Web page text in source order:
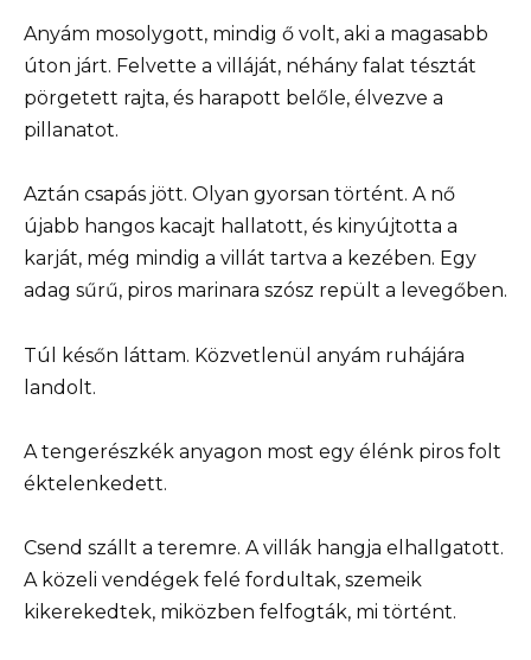
Anyám mosolygott, mindig ő volt, aki a magasabb
úton járt. Felvette a villáját, néhány falat tésztát
pörgetett rajta, és harapott belőle, élvezve a
pillanatot.
Aztán csapás jött. Olyan gyorsan történt. A nő
újabb hangos kacajt hallatott, és kinyújtotta a
karját, még mindig a villát tartva a kezében. Egy
adag sűrű, piros marinara szósz repült a levegőben.
Túl későn láttam. Közvetlenül anyám ruhájára
landolt.
A tengerészkék anyagon most egy élénk piros folt
éktelenkedett.
Csend szállt a teremre. A villák hangja elhallgatott.
A közeli vendégek felé fordultak, szemeik
kikerekedtek, miközben felfogták, mi történt.